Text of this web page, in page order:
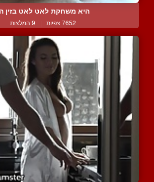
היא משחקת לאט לאט בזין
7652 צפיות | 9 המלצות